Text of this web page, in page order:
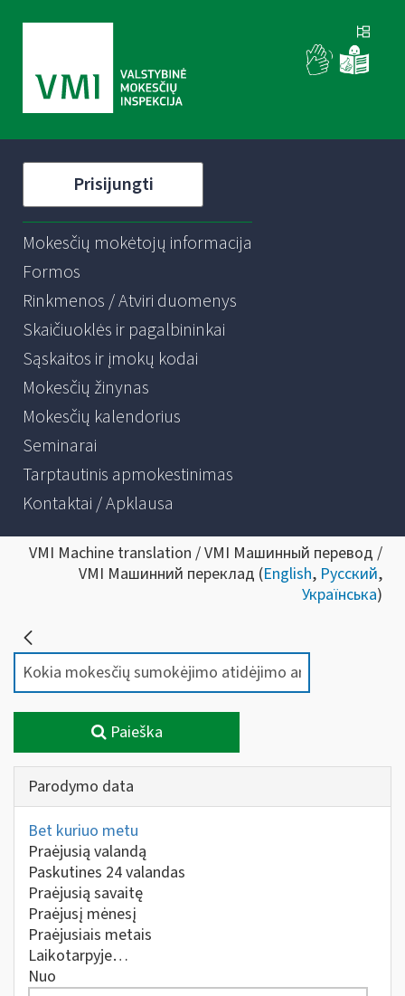
Prisijungti
Mokesčių mokėtojų informacija
Formos
Rinkmenos / Atviri duomenys
Skaičiuoklės ir pagalbininkai
Sąskaitos ir įmokų kodai
Mokesčių žinynas
Mokesčių kalendorius
Seminarai
Tarptautinis apmokestinimas
Kontaktai / Apklausa
VMI Machine translation / VMI Машинный перевод /
VMI Машинний переклад (English, Русский,
Українська)
Paieška
Parodymo data
Bet kuriuo metu
Praėjusią valandą
Paskutines 24 valandas
Praėjusią savaitę
Praėjusį mėnesį
Praėjusiais metais
Laikotarpyje…
Nuo